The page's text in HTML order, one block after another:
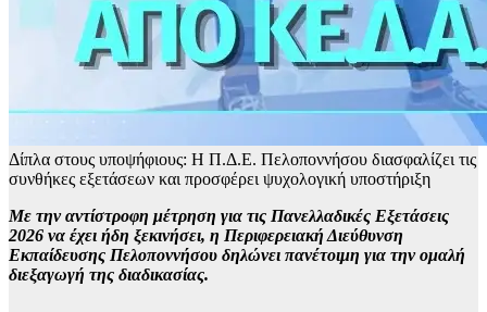
Δίπλα στους υποψήφιους: Η Π.Δ.Ε. Πελοποννήσου διασφαλίζει τις
συνθήκες εξετάσεων και προσφέρει ψυχολογική υποστήριξη
Με την αντίστροφη μέτρηση για τις Πανελλαδικές Εξετάσεις
2026 να έχει ήδη ξεκινήσει, η Περιφερειακή Διεύθυνση
Εκπαίδευσης Πελοποννήσου δηλώνει πανέτοιμη για την ομαλή
διεξαγωγή της διαδικασίας.